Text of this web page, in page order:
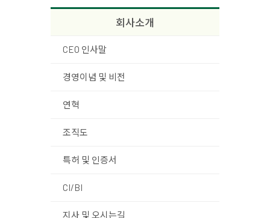
회사소개
CEO 인사말
경영이념 및 비전
연혁
조직도
특허 및 인증서
CI/BI
지사 및 오시는길